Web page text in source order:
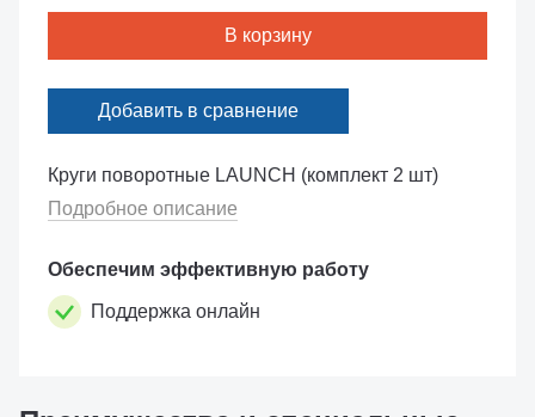
Круги поворотные LAUNCH (комплект 2 шт)
Подробное описание
Обеспечим эффективную работу
Поддержка онлайн
В корзину
Добавить в сравнение